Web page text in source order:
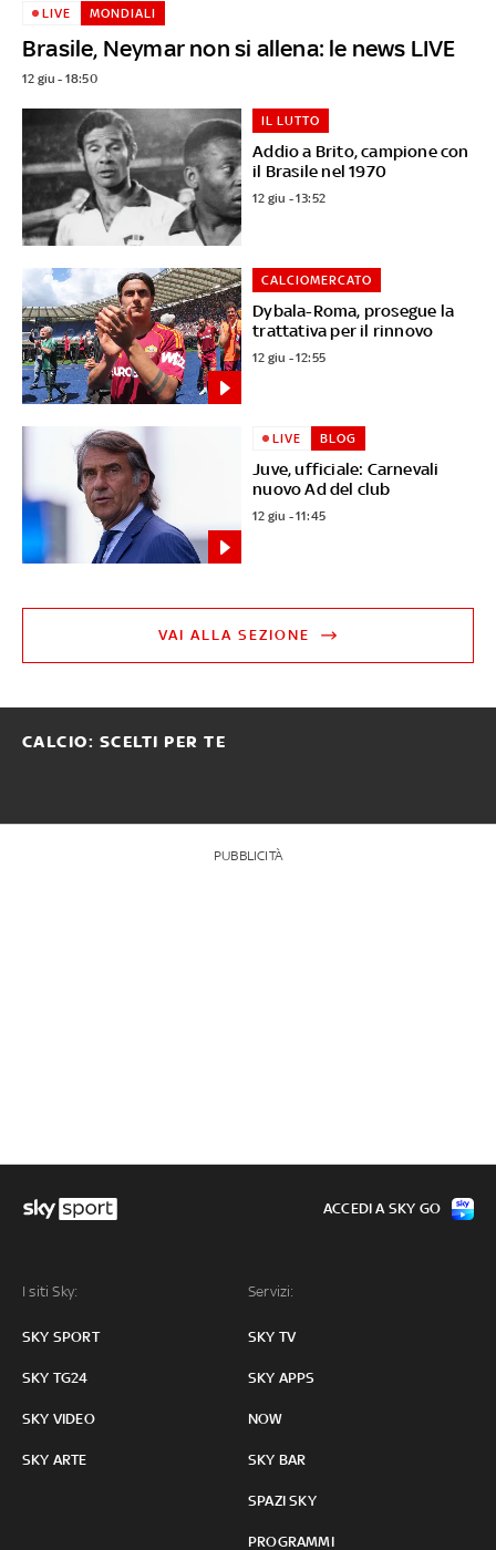
Brasile, Neymar non si allena: le news LIVE
LIVE MONDIALI
12 giu - 18:50
Addio a Brito, campione con
il Brasile nel 1970
IL LUTTO
12 giu - 13:52
Dybala-Roma, prosegue la
trattativa per il rinnovo
CALCIOMERCATO
12 giu - 12:55
Juve, ufficiale: Carnevali
nuovo Ad del club
LIVE BLOG
12 giu - 11:45
VAI ALLA SEZIONE
CALCIO: SCELTI PER TE
PUBBLICITÀ
I siti Sky:
SKY SPORT
SKY TG24
SKY VIDEO
SKY ARTE
Servizi:
SKY TV
SKY APPS
NOW
SKY BAR
SPAZI SKY
PROGRAMMI
ACCEDI A SKY GO